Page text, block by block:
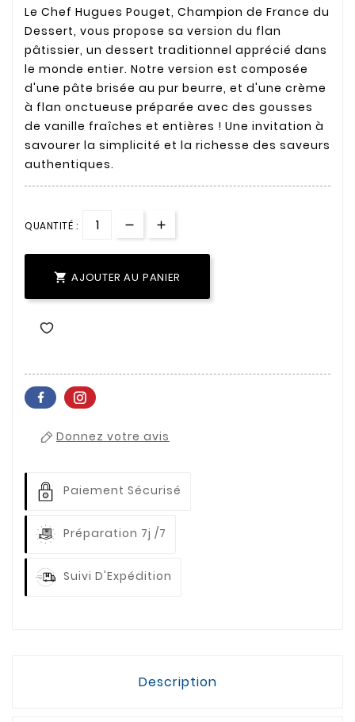
Le Chef Hugues Pouget, Champion de France du
Dessert, vous propose sa version du flan
pâtissier, un dessert traditionnel apprécié dans
le monde entier. Notre version est composée
d'une pâte brisée au pur beurre, et d'une crème
à flan onctueuse préparée avec des gousses
de vanille fraîches et entières ! Une invitation à
savourer la simplicité et la richesse des saveurs
authentiques.
QUANTITÉ :
 AJOUTER AU PANIER
Donnez votre avis
Paiement Sécurisé
Préparation 7j /7
Suivi D'Expédition
Description